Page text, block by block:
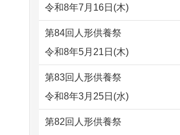
2026/08/02 10:39
神奈川の方からお申込み
2026/08/02 09:15
神奈川の方からお申込み
2026/08/02 06:46
相模原の方からお申込み
2026/07/15 子供の頃から可愛
そう...
が？
供養・処分したいのですが、
お雛様とお内裏様だ...
2024/01/13供養申込みの後、
令和8年7月16日(木)
第84回人形供養祭
令和8年5月21日(木)
第83回人形供養祭
令和8年3月25日(水)
第82回人形供養祭